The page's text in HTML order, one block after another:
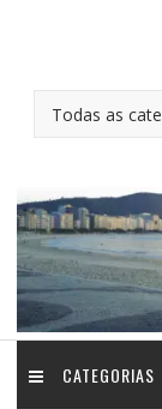
CATEGORIAS